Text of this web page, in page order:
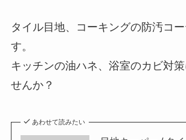
タイル目地、コーキングの防汚コ
す。
キッチンの油ハネ、浴室のカビ対
せんか？
あわせて読みたい